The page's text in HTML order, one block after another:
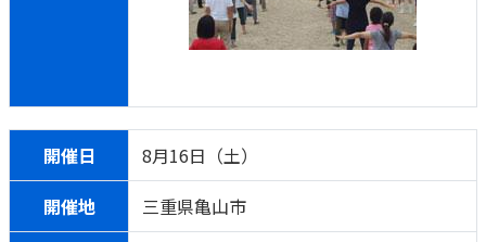
開催日
8月16日（土）
開催地
三重県亀山市